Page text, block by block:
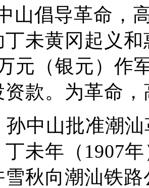
山倡导革命，
未黄冈起义
元（银元）作
款。为革命
孙中山批准潮
丁未年（1907
秋向潮汕铁